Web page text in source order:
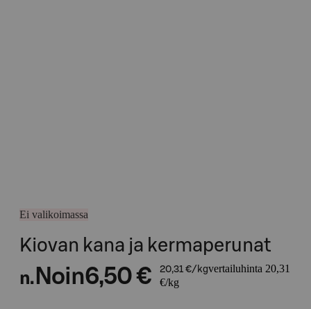
Ei valikoimassa
Kiovan kana ja kermaperunat
n. Noin6,50 € 20,31 €/kgvertailuhinta 20,31
€/kg